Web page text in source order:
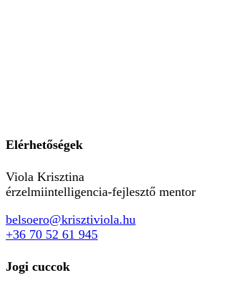
Elérhetőségek
Viola Krisztina
érzelmiintelligencia-fejlesztő mentor
belsoero@krisztiviola.hu
+36 70 52 61 945
Jogi cuccok